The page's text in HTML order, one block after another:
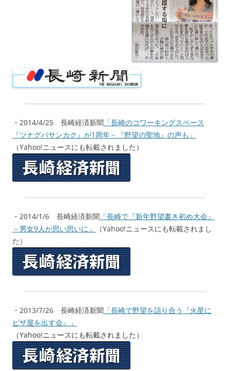
・2014/4/25 長崎経済新聞 「長崎のコワーキングスペース
『ツナグバサンカク』が1周年－『野望の聖地』の声も」
（Yahoo!ニュースにも転載されました）
・2014/1/6 長崎経済新聞 「長崎で『新年野望書き初め大会』
－男女9人が思い思いに」
（Yahoo!ニュースにも転載されまし
た）
・2013/7/26 長崎経済新聞 「長崎で野望を語り合う『火星に
ピザ屋を出す会』」
（Yahoo!ニュースにも転載されました）